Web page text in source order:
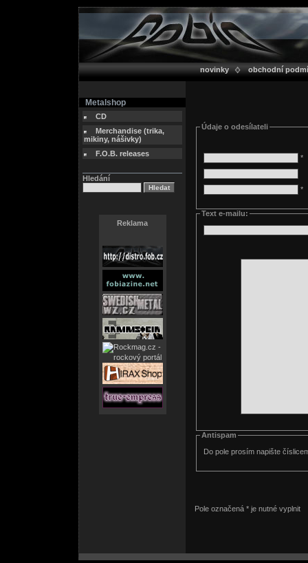
novinky obchodní
Metalshop
CD
Merchandise (trika,
mikiny, nášivky)
F.O.B. releases
Hledání
Reklama
Údaje o odesílateli
*
*
Text e-mailu:
Antispam
Do pole prosím napište
Pole označená * je nutné vyplnit